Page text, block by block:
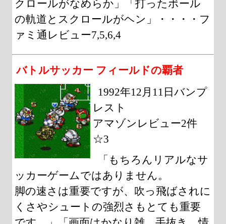
クロールがなめらか」「打ったボール
の軌道とスクロールがヘン」・・・・フ
ァミ通レビュー7,5,6,4
バトルサッカー フィールドの覇者
1992年12月11日バンプ
レスト
アマゾンレビュー2件
☆3
「もちろんリアルなサ
ッカーゲームではありません。
脚の速さは重要ですが、吹っ飛ばされに
くさやシュートの強烈さもとても重要